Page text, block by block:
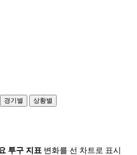
경기별 상황별
투구 지표 변화를 선 차트로 표시